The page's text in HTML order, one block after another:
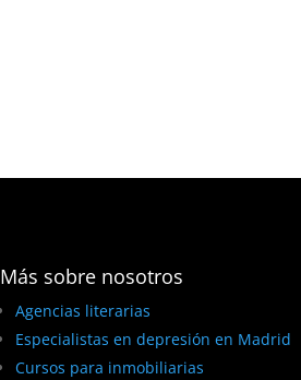
Más sobre nosotros
Agencias literarias
Especialistas en depresión en Madrid
Cursos para inmobiliarias